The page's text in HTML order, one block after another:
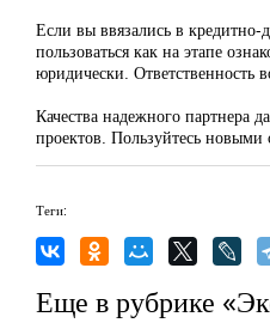
Если вы ввязались в кредитно-
пользоваться как на этапе
юридически. Ответственность
Качества надежного партнера
проектов. Пользуйтесь
Теги:
Еще в рубрике